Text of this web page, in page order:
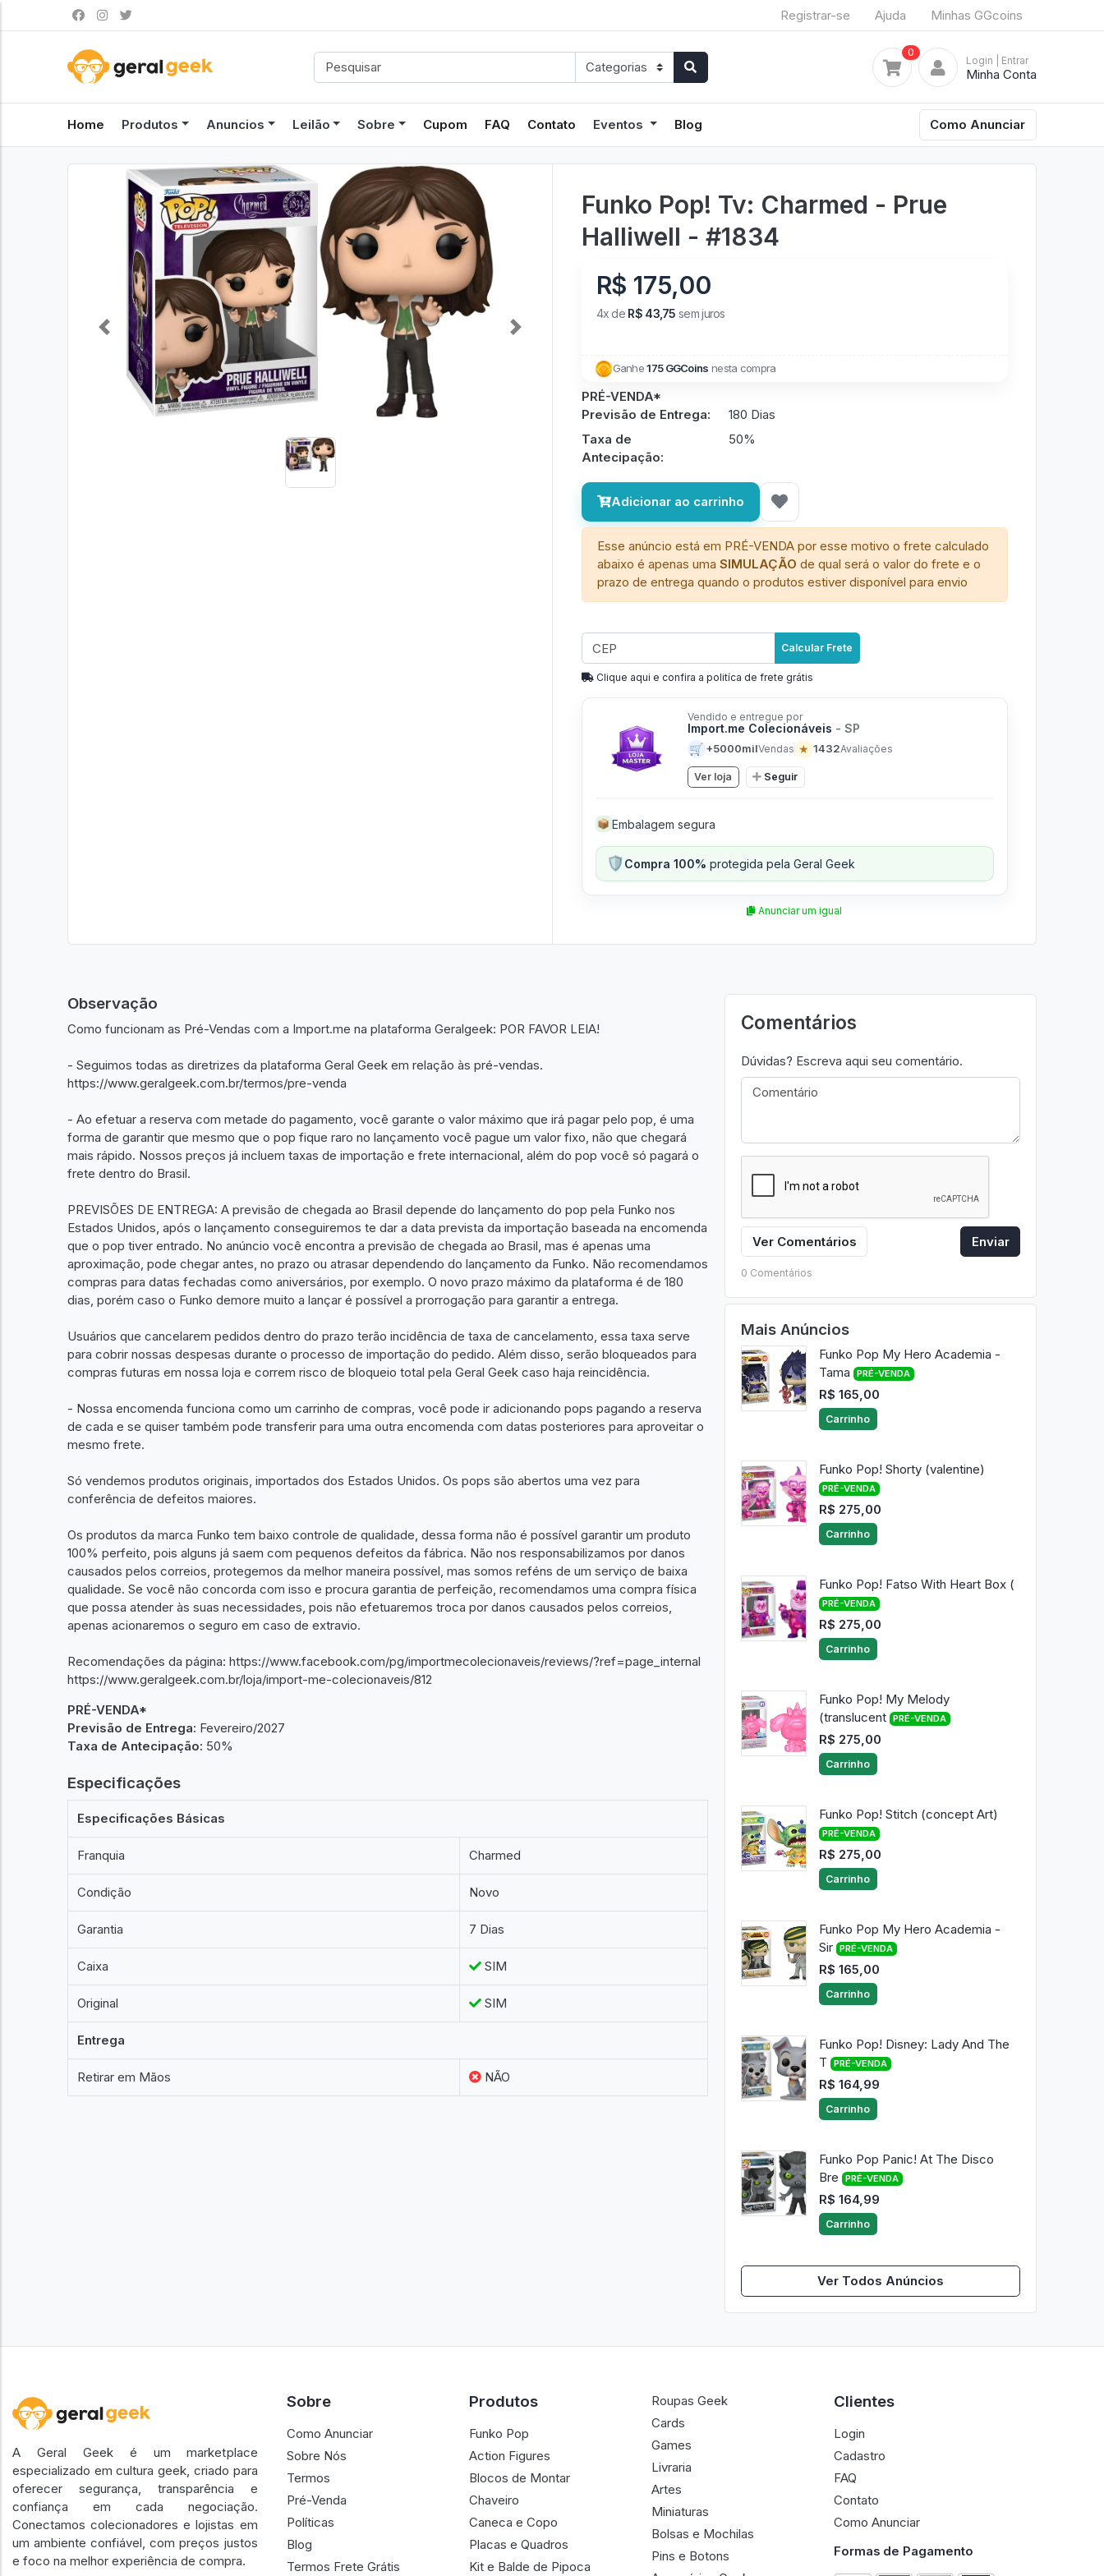
Registrar-se Ajuda Minhas GGcoins
0
Login | Entrar
Minha Conta
Home Produtos Anuncios Leilão Sobre Cupom FAQ Contato Eventos Blog Como Anunciar
Previous Next
Funko Pop! Tv: Charmed - Prue
Halliwell - #1834
R$ 175,00
4x de R$ 43,75 sem juros
Ganhe175 GGCoins nesta compra
PRÉ-VENDA*
Previsão de Entrega:
180 Dias
Taxa de
Antecipação:
50%
Adicionar ao carrinho
Esse anúncio está em PRÉ-VENDA por esse motivo o frete calculado
abaixo é apenas umaSIMULAÇÃO de qual será o valor do frete e o
prazo de entrega quando o produtos estiver disponível para envio
Calcular Frete
Clique aqui e confira a politíca de frete grátis
Vendido e entregue por
Import.me Colecionáveis - SP
🛒 +5000milVendas ★ 1432Avaliações
Ver loja Seguir
📦 Embalagem segura
🛡️Compra 100% protegida pela Geral Geek
Anunciar um igual
Observação
Como funcionam as Pré-Vendas com a Import.me na plataforma Geralgeek: POR FAVOR LEIA!
- Seguimos todas as diretrizes da plataforma Geral Geek em relação às pré-vendas.
https://www.geralgeek.com.br/termos/pre-venda
- Ao efetuar a reserva com metade do pagamento, você garante o valor máximo que irá pagar pelo pop, é uma
forma de garantir que mesmo que o pop fique raro no lançamento você pague um valor fixo, não que chegará
mais rápido. Nossos preços já incluem taxas de importação e frete internacional, além do pop você só pagará o
frete dentro do Brasil.
PREVISÕES DE ENTREGA: A previsão de chegada ao Brasil depende do lançamento do pop pela Funko nos
Estados Unidos, após o lançamento conseguiremos te dar a data prevista da importação baseada na encomenda
que o pop tiver entrado. No anúncio você encontra a previsão de chegada ao Brasil, mas é apenas uma
aproximação, pode chegar antes, no prazo ou atrasar dependendo do lançamento da Funko. Não recomendamos
compras para datas fechadas como aniversários, por exemplo. O novo prazo máximo da plataforma é de 180
dias, porém caso o Funko demore muito a lançar é possível a prorrogação para garantir a entrega.
Usuários que cancelarem pedidos dentro do prazo terão incidência de taxa de cancelamento, essa taxa serve
para cobrir nossas despesas durante o processo de importação do pedido. Além disso, serão bloqueados para
compras futuras em nossa loja e correm risco de bloqueio total pela Geral Geek caso haja reincidência.
- Nossa encomenda funciona como um carrinho de compras, você pode ir adicionando pops pagando a reserva
de cada e se quiser também pode transferir para uma outra encomenda com datas posteriores para aproveitar o
mesmo frete.
Só vendemos produtos originais, importados dos Estados Unidos. Os pops são abertos uma vez para
conferência de defeitos maiores.
Os produtos da marca Funko tem baixo controle de qualidade, dessa forma não é possível garantir um produto
100% perfeito, pois alguns já saem com pequenos defeitos da fábrica. Não nos responsabilizamos por danos
causados pelos correios, protegemos da melhor maneira possível, mas somos reféns de um serviço de baixa
qualidade. Se você não concorda com isso e procura garantia de perfeição, recomendamos uma compra física
que possa atender às suas necessidades, pois não efetuaremos troca por danos causados pelos correios,
apenas acionaremos o seguro em caso de extravio.
Recomendações da página: https://www.facebook.com/pg/importmecolecionaveis/reviews/?ref=page_internal
https://www.geralgeek.com.br/loja/import-me-colecionaveis/812
PRÉ-VENDA*
Previsão de Entrega: Fevereiro/2027
Taxa de Antecipação: 50%
Especificações
Especificações Básicas
Franquia Charmed
Condição Novo
Garantia 7 Dias
Caixa SIM
Original SIM
Entrega
Retirar em Mãos NÃO
Comentários
Dúvidas? Escreva aqui seu comentário.
Ver Comentários Enviar
0 Comentários
Mais Anúncios
Funko Pop My Hero Academia -
Tama
PRÉ-VENDA
R$ 165,00
Carrinho
Funko Pop! Shorty (valentine)
PRÉ-VENDA
R$ 275,00
Carrinho
Funko Pop! Fatso With Heart Box (
PRÉ-VENDA
R$ 275,00
Carrinho
Funko Pop! My Melody
(translucent
PRÉ-VENDA
R$ 275,00
Carrinho
Funko Pop! Stitch (concept Art)
PRÉ-VENDA
R$ 275,00
Carrinho
Funko Pop My Hero Academia -
Sir PRÉ-VENDA
R$ 165,00
Carrinho
Funko Pop! Disney: Lady And The
T
PRÉ-VENDA
R$ 164,99
Carrinho
Funko Pop Panic! At The Disco
Bre
PRÉ-VENDA
R$ 164,99
Carrinho
Ver Todos Anúncios
A Geral Geek é um marketplace
especializado em cultura geek, criado para
oferecer segurança, transparência e
confiança em cada negociação.
Conectamos colecionadores e lojistas em
um ambiente confiável, com preços justos
e foco na melhor experiência de compra.
Sobre
Como Anunciar
Sobre Nós
Termos
Pré-Venda
Políticas
Blog
Termos Frete Grátis
Produtos
Funko Pop
Action Figures
Blocos de Montar
Chaveiro
Caneca e Copo
Placas e Quadros
Kit e Balde de Pipoca
Roupas Geek
Cards
Games
Livraria
Artes
Miniaturas
Bolsas e Mochilas
Pins e Botons
Clientes
Login
Cadastro
FAQ
Contato
Como Anunciar
Formas de Pagamento